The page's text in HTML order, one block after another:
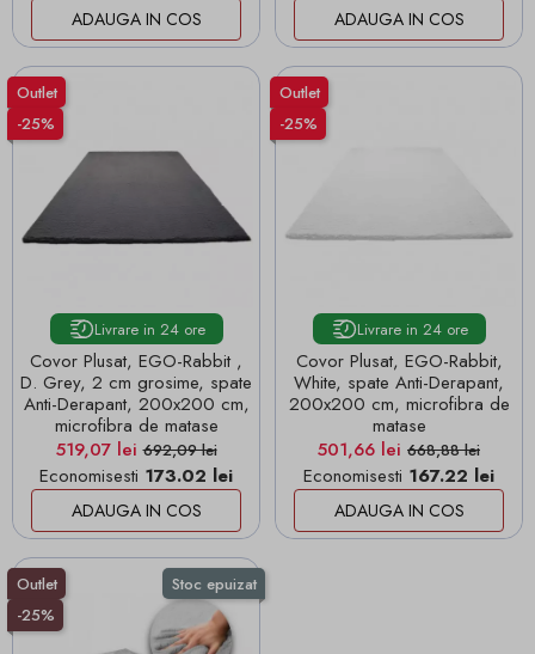
ADAUGA IN COS ADAUGA IN COS
Outlet
-25%
Livrare in 24 ore
Covor Plusat, EGO-Rabbit ,
D. Grey, 2 cm grosime, spate
Anti-Derapant, 200x200 cm,
microfibra de matase
Pret
519,07 leiPret de baza
692,09 lei
Economisesti 173.02 lei
ADAUGA IN COS
Outlet
-25%
Livrare in 24 ore
Covor Plusat, EGO-Rabbit,
White, spate Anti-Derapant,
200x200 cm, microfibra de
matase
Pret
501,66 lei Pret de baza
668,88 lei
Economisesti 167.22 lei
ADAUGA IN COS
Stoc epuizat
Outlet
-25%